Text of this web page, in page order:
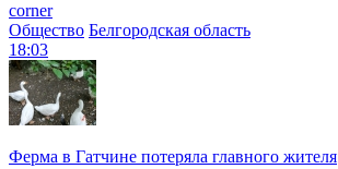
corner
Общество Белгородская область
18:03
Ферма в Гатчине потеряла главного жителя